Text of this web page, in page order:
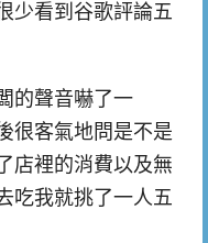
少看到谷歌評論五
的聲音嚇了一
客氣地問是不是
店裡的消費以及無
吃我就挑了一人五